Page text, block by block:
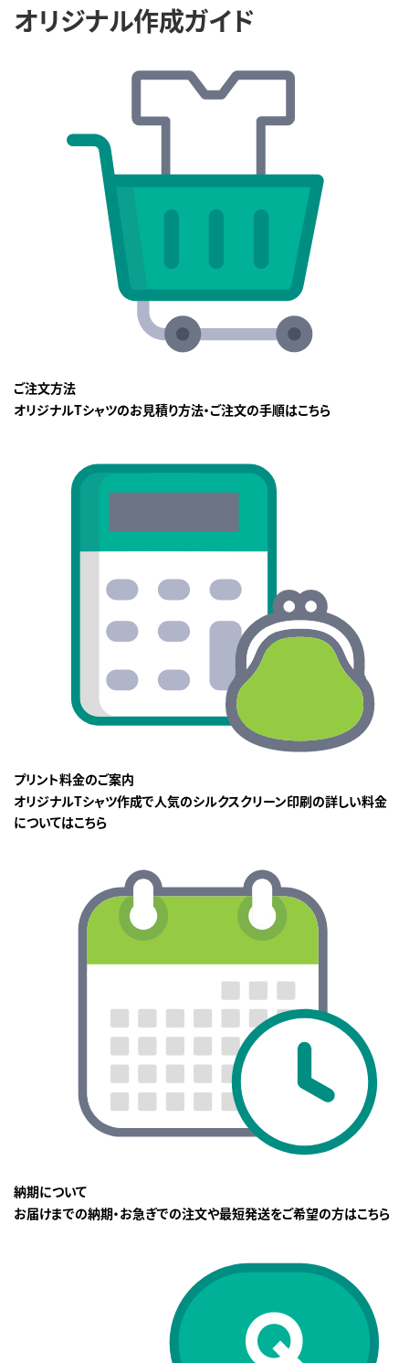
オリジナル作成ガイド
ご注文方法
オリジナルTシャツのお見積り方法・ご注文の手順はこちら
プリント料金のご案内
オリジナルTシャツ作成で人気のシルクスクリーン印刷の詳しい料金
についてはこちら
納期について
お届けまでの納期・お急ぎでの注文や最短発送をご希望の方はこちら